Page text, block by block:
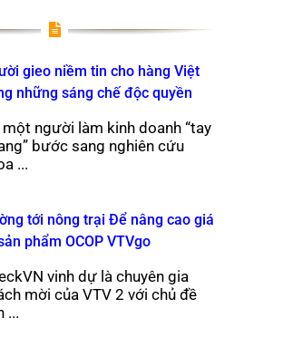
gieo niềm tin cho hàng Việt
những sáng chế độc quyền
người làm kinh doanh “tay
bước sang nghiên cứu
...
tới nông trại Để nâng cao giá
phẩm OCOP VTVgo
vinh dự là chuyên gia
mời của VTV 2 với chủ đề
...